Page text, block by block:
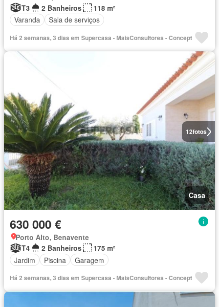
T3
2 Banheiros
118 m²
Varanda
Sala de serviços
Há 2 semanas, 3 dias em Supercasa - MaisConsultores - Concept
12fotos
Casa
630 000 €
Porto Alto, Benavente
T4
2 Banheiros
175 m²
Jardim
Piscina Garagem
Há 2 semanas, 3 dias em Supercasa - MaisConsultores - Concept